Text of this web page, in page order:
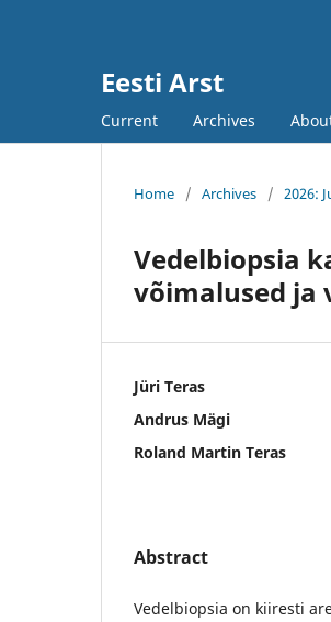
Eesti Arst
Current Archives
Home / Archives / 2026:
Vedelbiopsia
võimalused ja
Jüri Teras
Andrus Mägi
Roland Martin Teras
Abstract
Vedelbiopsia on kiiresti